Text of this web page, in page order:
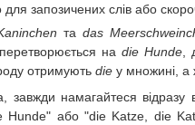
запозичених слів або
таdas
наdie Hunde
отримують die у множині, а
завжди намагайтеся
або "die Katze, die